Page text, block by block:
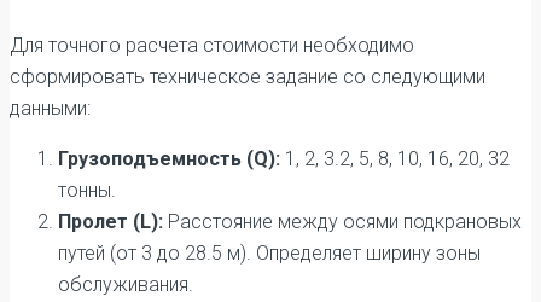
Для точного расчета стоимости необходимо
сформировать техническое задание со следующими
данными:
Грузоподъемность (Q): 1, 2, 3.2, 5, 8, 10, 16, 20, 32
тонны.
Пролет (L): Расстояние между осями подкрановых
путей (от 3 до 28.5 м). Определяет ширину зоны
обслуживания.